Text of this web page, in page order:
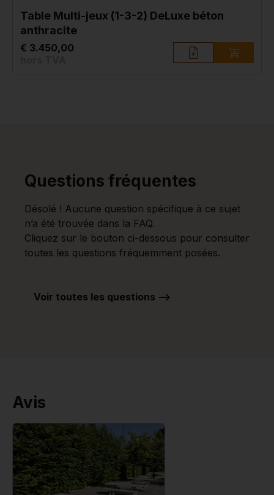
Table Multi-jeux (1-3-2) DeLuxe béton
anthracite
€ 3.450,00
Questions fréquentes
Désolé ! Aucune question spécifique à ce sujet
n’a été trouvée dans la FAQ.
Cliquez sur le bouton ci-dessous pour consulter
toutes les questions fréquemment posées.
Voir toutes les questions -->
Avis